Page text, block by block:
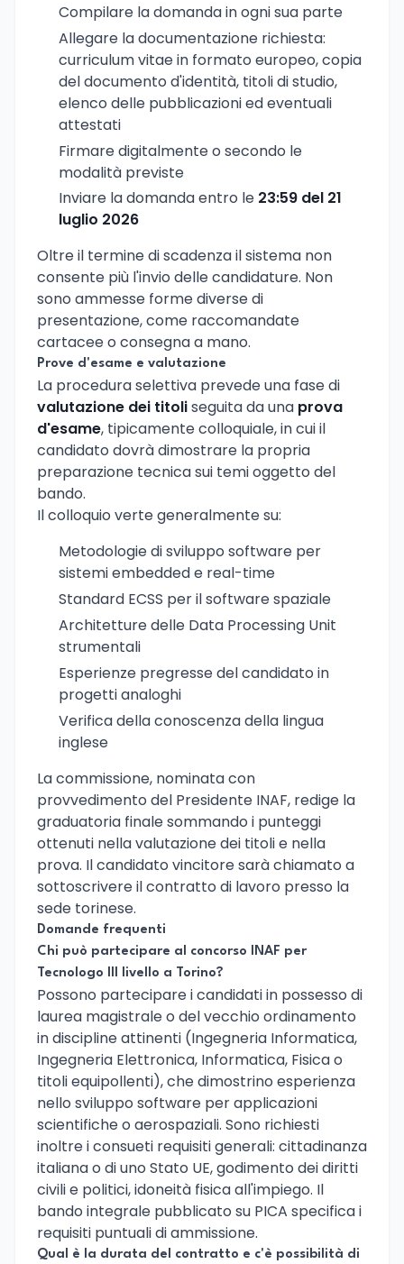
Compilare la domanda in ogni sua parte
Allegare la documentazione richiesta:
curriculum vitae in formato europeo, copia
del documento d'identità, titoli di studio,
elenco delle pubblicazioni ed eventuali
attestati
Firmare digitalmente o secondo le
modalità previste
Inviare la domanda entro le 23:59 del 21
luglio 2026
Oltre il termine di scadenza il sistema non
consente più l'invio delle candidature. Non
sono ammesse forme diverse di
presentazione, come raccomandate
cartacee o consegna a mano.
Prove d'esame e valutazione
La procedura selettiva prevede una fase di
valutazione dei titoliseguita da una prova
d'esame, tipicamente colloquiale, in cui il
candidato dovrà dimostrare la propria
preparazione tecnica sui temi oggetto del
bando.
Il colloquio verte generalmente su:
Metodologie di sviluppo software per
sistemi embedded e real-time
Standard ECSS per il software spaziale
Architetture delle Data Processing Unit
strumentali
Esperienze pregresse del candidato in
progetti analoghi
Verifica della conoscenza della lingua
inglese
La commissione, nominata con
provvedimento del Presidente INAF, redige la
graduatoria finale sommando i punteggi
ottenuti nella valutazione dei titoli e nella
prova. Il candidato vincitore sarà chiamato a
sottoscrivere il contratto di lavoro presso la
sede torinese.
Domande frequenti
Chi può partecipare al concorso INAF per
Tecnologo III livello a Torino?
Possono partecipare i candidati in possesso di
laurea magistrale o del vecchio ordinamento
in discipline attinenti (Ingegneria Informatica,
Ingegneria Elettronica, Informatica, Fisica o
titoli equipollenti), che dimostrino esperienza
nello sviluppo software per applicazioni
scientifiche o aerospaziali. Sono richiesti
inoltre i consueti requisiti generali: cittadinanza
italiana o di uno Stato UE, godimento dei diritti
civili e politici, idoneità fisica all'impiego. Il
bando integrale pubblicato su PICA specifica i
requisiti puntuali di ammissione.
Qual è la durata del contratto e c'è possibilità di